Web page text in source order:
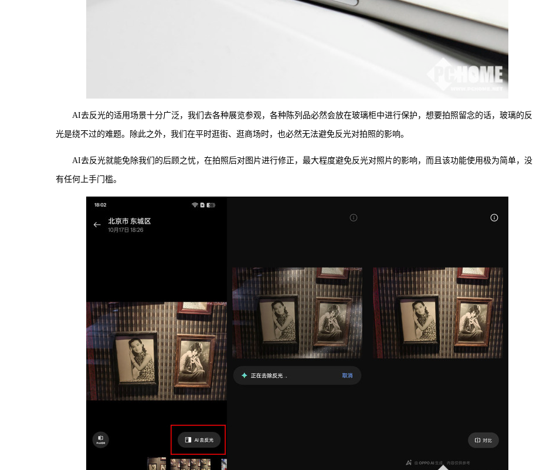
AI去反光的适用场景十分广泛，我们去各种展览参观，各种陈列品必然会放在玻璃柜中进行保护，想要拍照留念的话，玻璃的反
光是绕不过的难题。除此之外，我们在平时逛街、逛商场时，也必然无法避免反光对拍照的影响。
AI去反光就能免除我们的后顾之忧，在拍照后对图片进行修正，最大程度避免反光对照片的影响，而且该功能使用极为简单，没
有任何上手门槛。